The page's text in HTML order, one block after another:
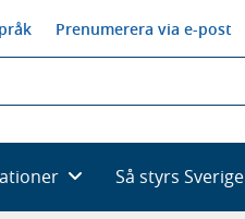
Prenumerera via e-post
Så styrs Sverige